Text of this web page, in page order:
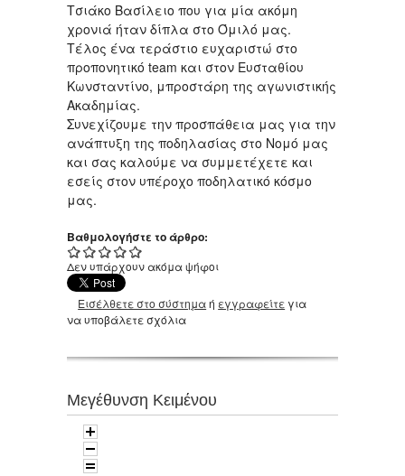
Τσιάκο Βασίλειο που για μία ακόμη
χρονιά ήταν δίπλα στο Όμιλό μας.
Τέλος ένα τεράστιο ευχαριστώ στο
προπονητικό team και στον Ευσταθίου
Κωνσταντίνο, μπροστάρη της αγωνιστικής
Ακαδημίας.
Συνεχίζουμε την προσπάθεια μας για την
ανάπτυξη της ποδηλασίας στο Νομό μας
και σας καλούμε να συμμετέχετε και
εσείς στον υπέροχο ποδηλατικό κόσμο
μας.
Βαθμολογήστε το άρθρο:
Δεν υπάρχουν ακόμα ψήφοι
Εισέλθετε στο σύστημαή εγγραφείτε για
να υποβάλετε σχόλια
Μεγέθυνση Κειμένου